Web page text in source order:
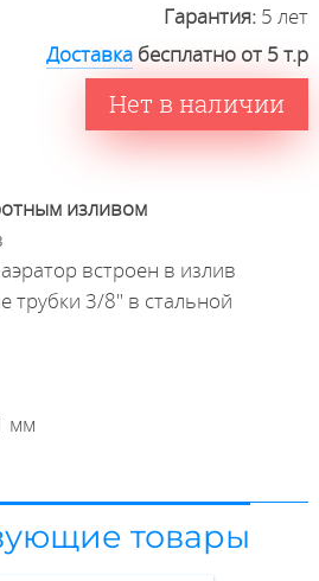
Гарантия: 5 лет
Доставка бесплатно от 5 т.р
Нет в наличии
изливом
встроен в излив
трубки 3/8" в стальной
мм
товары